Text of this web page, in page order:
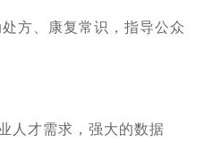
方、康复常识，指导公众
人才需求，强大的数据